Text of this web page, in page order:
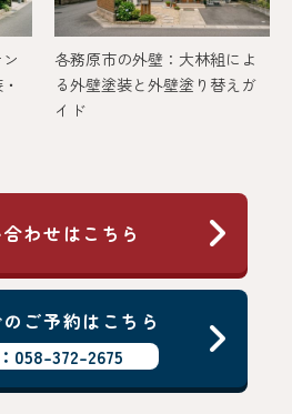
各務原市の外壁：大林組によ
る外壁塗装と外壁塗り替えガ
イド
わせはこちら
ご予約はこちら
058-372-2675